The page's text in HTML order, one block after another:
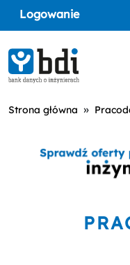
Logowanie
Strona główna »